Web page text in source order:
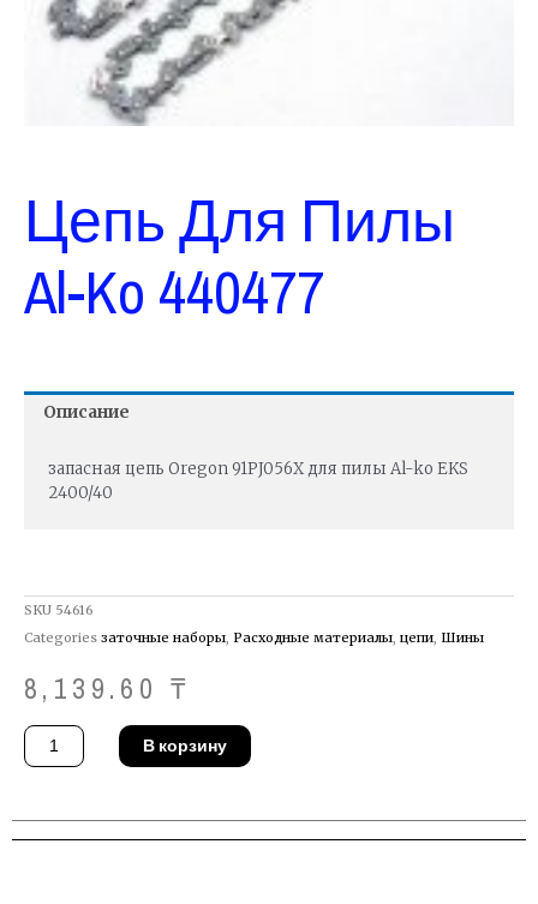
Цепь Для Пилы
Al-Ko 440477
Описание
запасная цепь Oregon 91PJ056X для пилы Al-ko EKS
2400/40
SKU 54616
Categories заточные наборы, Расходные материалы, цепи, Шины
8,139.60 ₸
Количество
товара
Цепь
ko
440477
В корзину